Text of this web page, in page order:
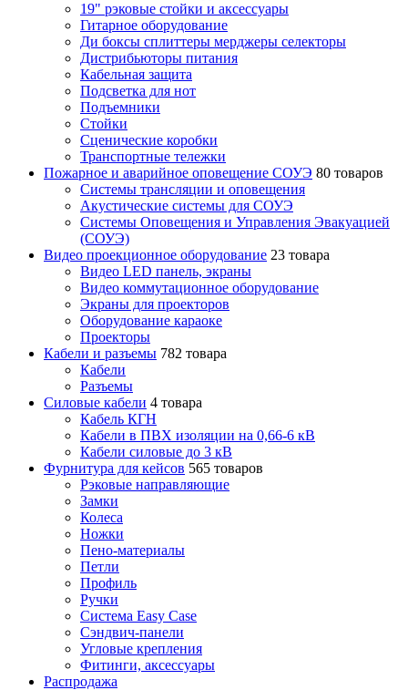
19" рэковые стойки и аксесcуары
Гитарное оборудование
Ди боксы сплиттеры мерджеры селекторы
Дистрибьюторы питания
Кабельная защита
Подсветка для нот
Подъемники
Стойки
Сценические коробки
Транспортные тележки
Пожарное и аварийное оповещение СОУЭ 80 товаров
Cистемы трансляции и оповещения
Акустические системы для СОУЭ
Системы Оповещения и Управления Эвакуацией
(СОУЭ)
Видео проекционное оборудование 23 товара
Видео LED панель, экраны
Видео коммутационное оборудование
Экраны для проекторов
Оборудование караоке
Проекторы
Кабели и разъемы 782 товара
Кабели
Разъемы
Силовые кабели 4 товара
Кабель КГН
Кабели в ПВХ изоляции на 0,66-6 кВ
Кабели силовые до 3 кВ
Фурнитура для кейсов 565 товаров
Рэковые направляющие
Замки
Колеса
Ножки
Пено-материалы
Петли
Профиль
Ручки
Система Easy Case
Сэндвич-панели
Угловые крепления
Фитинги, аксессуары
Распродажа